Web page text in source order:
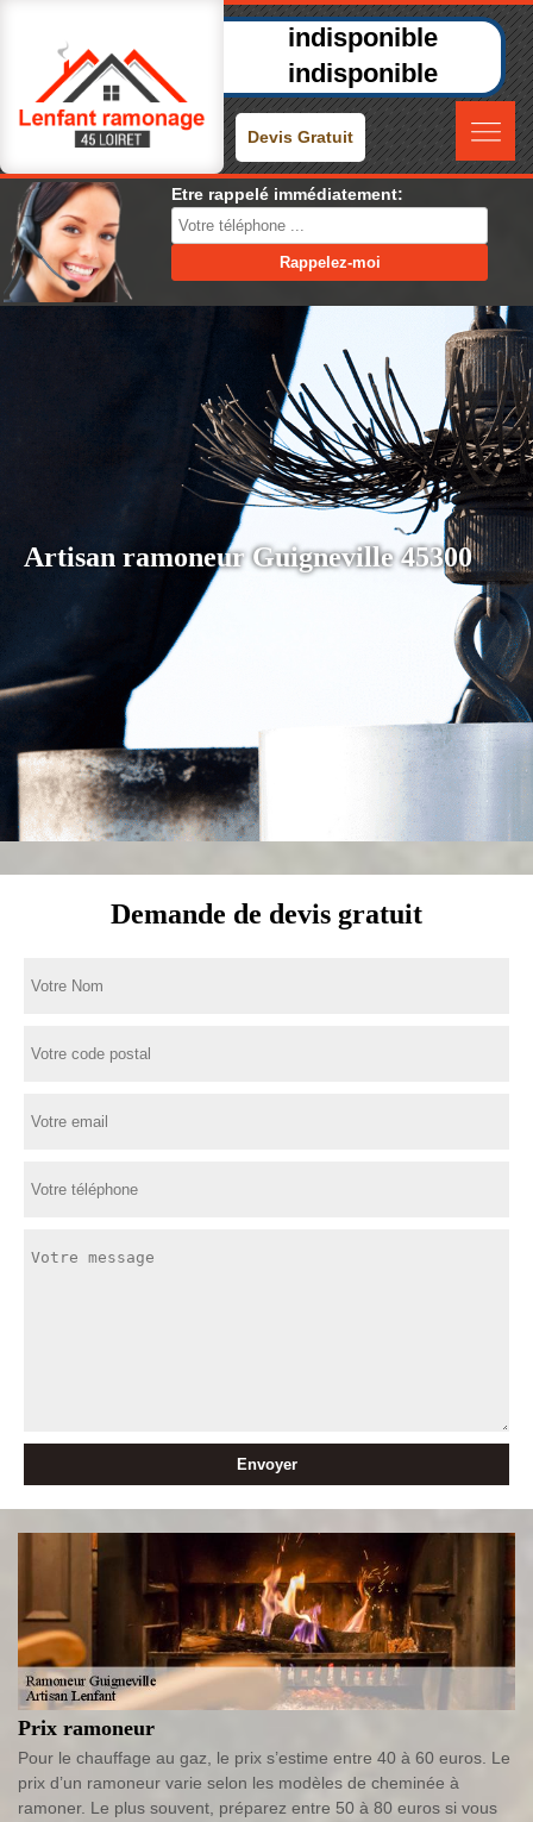
indisponible
indisponible
Devis Gratuit
Etre rappelé immédiatement:
Artisan ramoneur Guigneville 45300
Demande de devis gratuit
Prix ramoneur
Pour le chauffage au gaz, le prix s’estime entre 40 à 60 euros. Le
prix d’un ramoneur varie selon les modèles de cheminée à
ramoner. Le plus souvent, préparez entre 50 à 80 euros si vous